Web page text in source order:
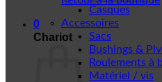
0
Chariot
Casques
Accessoires
Sacs
Bushings &
Roulements à
Matériel / vis